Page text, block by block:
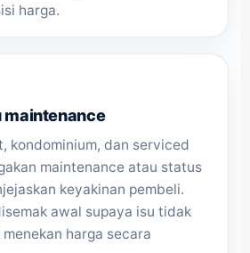
harga.
maintenance
kondominium, dan serviced
maintenance atau status
keyakinan pembeli.
awal supaya isu tidak
harga secara